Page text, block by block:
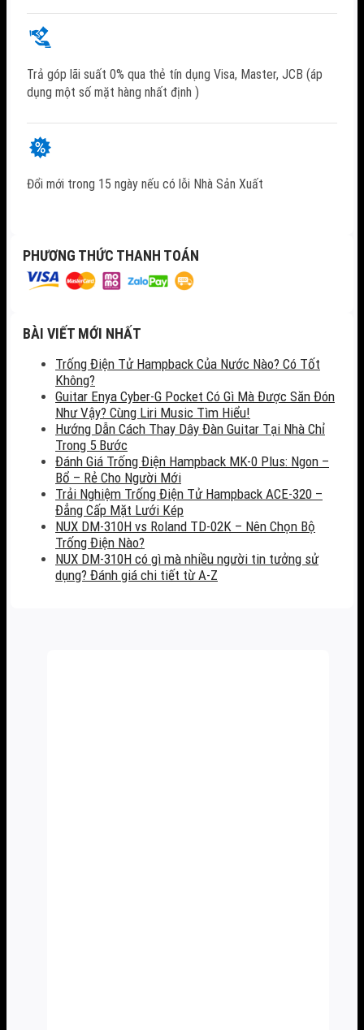
Trả góp lãi suất 0% qua thẻ tín dụng Visa, Master, JCB (áp
dụng một số mặt hàng nhất định )
Đổi mới trong 15 ngày nếu có lỗi Nhà Sản Xuất
PHƯƠNG THỨC THANH TOÁN
BÀI VIẾT MỚI NHẤT
Trống Điện Tử Hampback Của Nước Nào? Có Tốt
Không?
Guitar Enya Cyber-G Pocket Có Gì Mà Được Săn Đón
Như Vậy? Cùng Liri Music Tìm Hiểu!
Hướng Dẫn Cách Thay Dây Đàn Guitar Tại Nhà Chỉ
Trong 5 Bước
Đánh Giá Trống Điện Hampback MK-0 Plus: Ngon –
Bổ – Rẻ Cho Người Mới
Trải Nghiệm Trống Điện Tử Hampback ACE-320 –
Đẳng Cấp Mặt Lưới Kép
NUX DM-310H vs Roland TD-02K – Nên Chọn Bộ
Trống Điện Nào?
NUX DM-310H có gì mà nhiều người tin tưởng sử
dụng? Đánh giá chi tiết từ A-Z